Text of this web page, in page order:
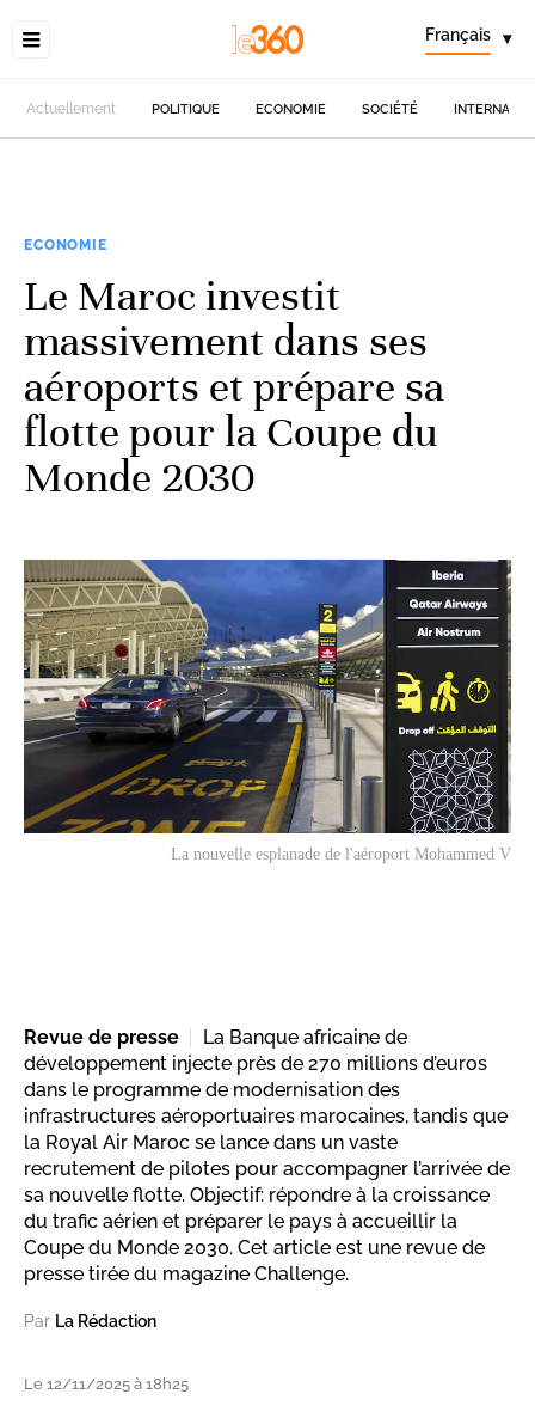
Français ▾
Actuellement POLITIQUE ECONOMIE SOCIÉTÉ
ECONOMIE
Le Maroc investit
massivement dans ses
aéroports et prépare sa
flotte pour la Coupe du
Monde 2030
La nouvelle esplanade de l'aéroport Mohammed V
Revue de presse
La Banque africaine de
développement injecte près de 270 millions d’euros
dans le programme de modernisation des
infrastructures aéroportuaires marocaines, tandis que
la Royal Air Maroc se lance dans un vaste
recrutement de pilotes pour accompagner l’arrivée de
sa nouvelle flotte. Objectif: répondre à la croissance
du trafic aérien et préparer le pays à accueillir la
Coupe du Monde 2030. Cet article est une revue de
presse tirée du magazine Challenge.
Par La Rédaction
Le 12/11/2025 à 18h25